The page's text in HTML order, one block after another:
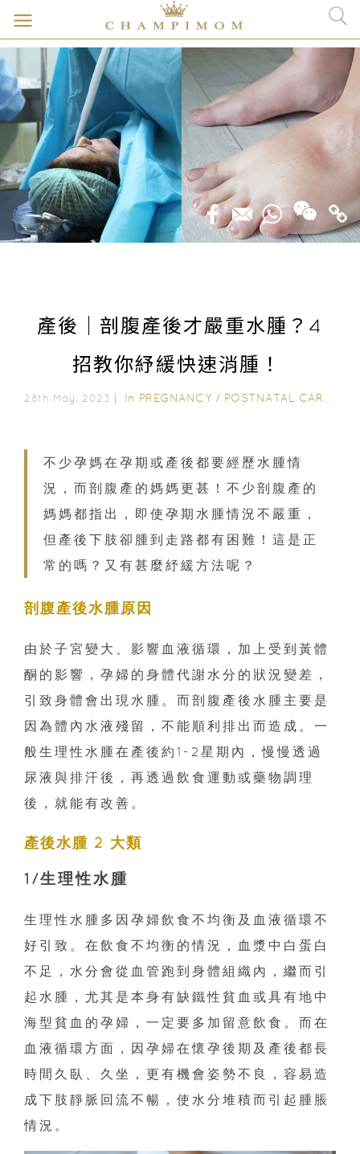
產後｜剖腹產後才嚴重水腫？4
招教你紓緩快速消腫！
28th May, 2023｜ In PREGNANCY / POSTNATAL CARE
不少孕媽在孕期或產後都要經歷水腫情
況，而剖腹產的媽媽更甚！不少剖腹產的
媽媽都指出，即使孕期水腫情況不嚴重，
但產後下肢卻腫到走路都有困難！這是正
常的嗎？又有甚麼紓緩方法呢？
剖腹產後水腫原因
由於子宮變大、影響血液循環，加上受到黃體
酮的影響，孕婦的身體代謝水分的狀況變差，
引致身體會出現水腫。而剖腹產後水腫主要是
因為體內水液殘留，不能順利排出而造成。一
般生理性水腫在產後約1-2星期內，慢慢透過
尿液與排汗後，再透過飲食運動或藥物調理
後，就能有改善。
產後水腫 2 大類
1/生理性水腫
生理性水腫多因孕婦飲食不均衡及血液循環不
好引致。在飲食不均衡的情況，血漿中白蛋白
不足，水分會從血管跑到身體組織內，繼而引
起水腫，尤其是本身有缺鐵性貧血或具有地中
海型貧血的孕婦，一定要多加留意飲食。而在
血液循環方面，因孕婦在懷孕後期及產後都長
時間久臥、久坐，更有機會姿勢不良，容易造
成下肢靜脈回流不暢，使水分堆積而引起腫脹
情況。